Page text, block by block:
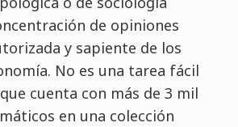
de opiniones
y sapiente de los
No es una tarea fácil
cuenta con más de 3 mil
en una colección